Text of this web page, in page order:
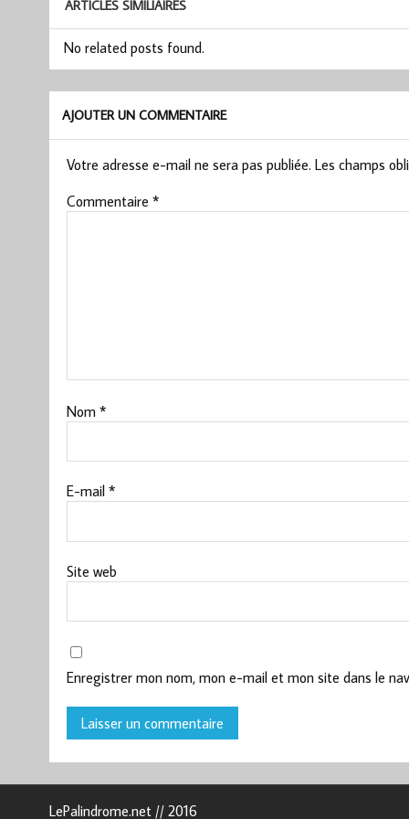
ARTICLES SIMILIAIRES
No related posts found.
AJOUTER UN COMMENTAIRE
Votre adresse e-mail ne sera pas publiée. Les champs
Commentaire *
Nom *
E-mail *
Site web
Enregistrer mon nom, mon e-mail et mon site dans le
LePalindrome.net // 2016